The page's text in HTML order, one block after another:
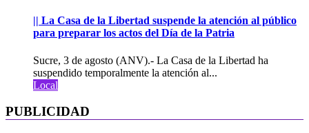
|| La Casa de la Libertad suspende la atención al público
para preparar los actos del Día de la Patria
Sucre, 3 de agosto (ANV).- La Casa de la Libertad ha
suspendido temporalmente la atención al...
Local
PUBLICIDAD